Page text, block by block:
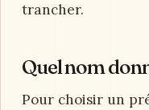
trancher.
Quel nom
Pour choisir un